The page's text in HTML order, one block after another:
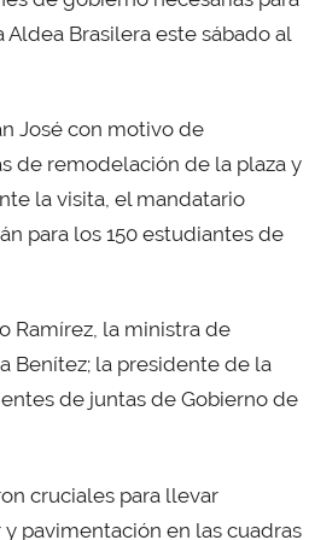
Brasilera este sábado al
José con motivo de
de remodelación de la plaza y
la visita, el mandatario
para los 150 estudiantes de
Ramírez, la ministra de
Benítez; la presidente de la
de juntas de Gobierno de
cruciales para llevar
pavimentación en las cuadras